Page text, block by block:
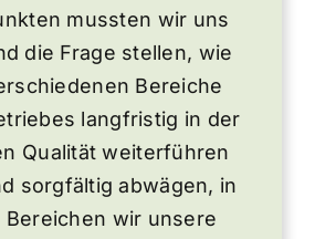
mussten wir uns
die Frage stellen, wie
Bereiche
langfristig in der
Qualität weiterführen
sorgfältig abwägen, in
Bereichen wir unsere